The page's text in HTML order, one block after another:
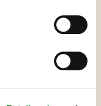
ebenso gut
Radicchio.
Ob für
es passt einfach